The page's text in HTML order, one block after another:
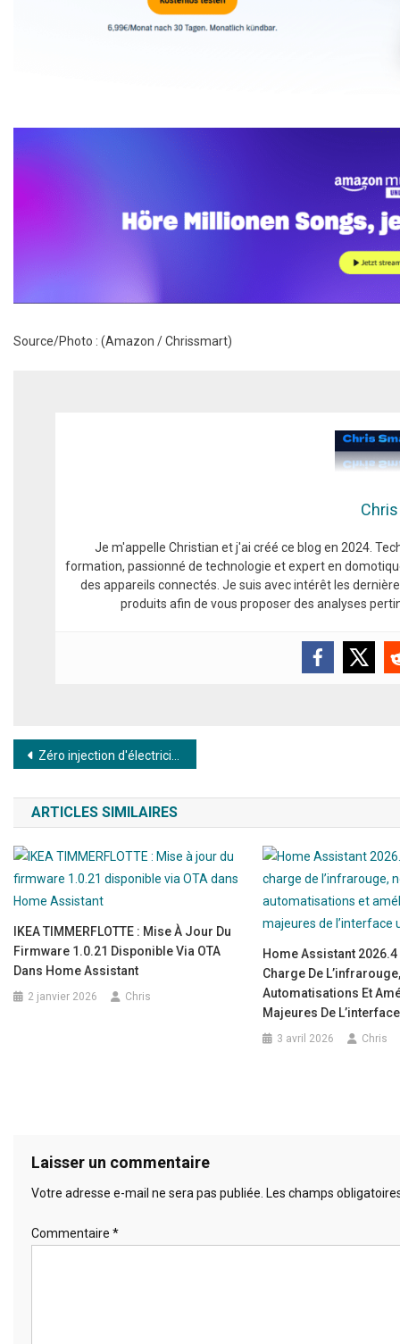
Source/Photo : (Amazon / Chrissmart)
Chris
Je m'appelle Christian et j'ai créé ce blog en 2024.
formation, passionné de technologie et expert en
des appareils connectés. Je suis avec intérêt les
produits afin de vous proposer des analyses
Navigation de l’article
Zéro injection d'électricité avec FRITZ! Smart Energy 250 et Anker Solix dans Home Assistant
ARTICLES SIMILAIRES
IKEA TIMMERFLOTTE : Mise À Jour Du
Firmware 1.0.21 Disponible Via OTA
Dans Home Assistant
2 janvier 2026 Chris
Home Assistant 2026.4
Charge De
Automatisations Et
Majeures De
3 avril 2026 Chris
Laisser un commentaire
Votre adresse e-mail ne sera pas publiée. Les champs
Commentaire *